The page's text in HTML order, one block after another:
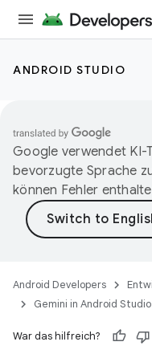
ANDROID STUDIO
Google verwendet KI-
bevorzugte Sprache
können Fehler
Android Developers
Gemini in Android Studio
War das hilfreich?